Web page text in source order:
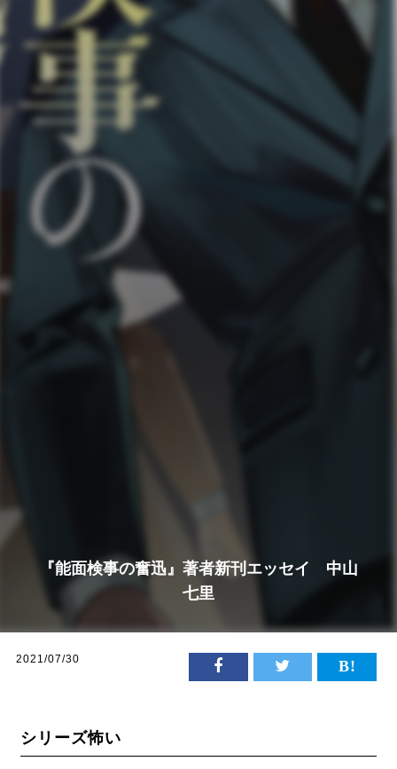
『能面検事の奮迅』著者新刊エッセイ 中山
七里
2021/07/30
シリーズ怖い